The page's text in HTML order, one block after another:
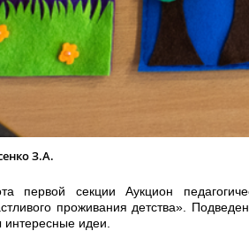
З.А.
первой секции Аукцион
проживания детства».
идеи.